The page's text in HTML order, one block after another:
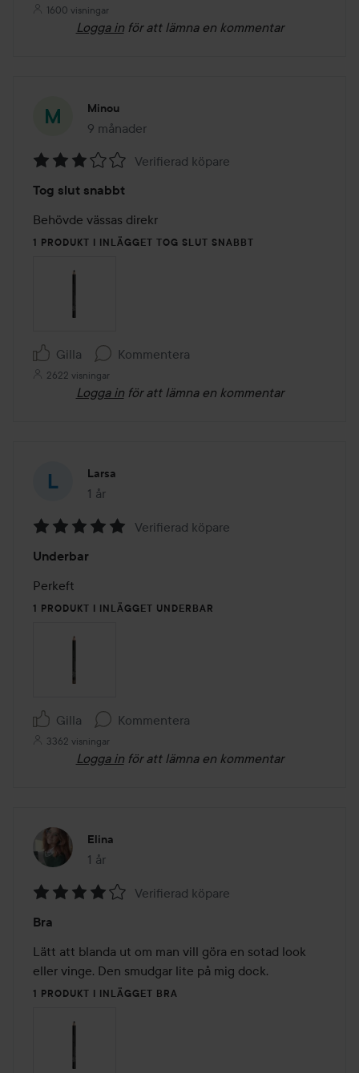
1600 visningar
Logga in för att lämna en kommentar
Minou
9 månader
Inlägget skapades 9 månader
3
av
5
Verifierad köpare
Tog slut snabbt
Behövde vässas direkr
1 PRODUKT I INLÄGGET TOG SLUT SNABBT
Gilla Kommentera
2622 visningar
Logga in för att lämna en kommentar
Larsa
1 år
Inlägget skapades 1 år
5
av
5
Verifierad köpare
Underbar
Perkeft
1 PRODUKT I INLÄGGET UNDERBAR
Gilla Kommentera
3362 visningar
Logga in för att lämna en kommentar
Elina
1 år
Inlägget skapades 1 år
4
av
5
Verifierad köpare
Bra
Lätt att blanda ut om man vill göra en sotad look
eller vinge. Den smudgar lite på mig dock.
1 PRODUKT I INLÄGGET BRA